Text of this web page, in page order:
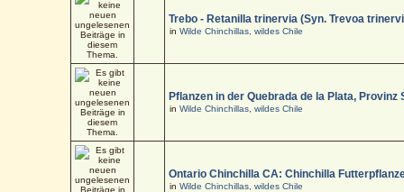
Trebo - Retanilla trinervia (Syn. Trevoa
inWilde Chinchillas, wildes Chile
Pflanzen in der Quebrada de la Plata, Provinz
inWilde Chinchillas, wildes Chile
Ontario Chinchilla CA: Chinchilla
inWilde Chinchillas, wildes Chile